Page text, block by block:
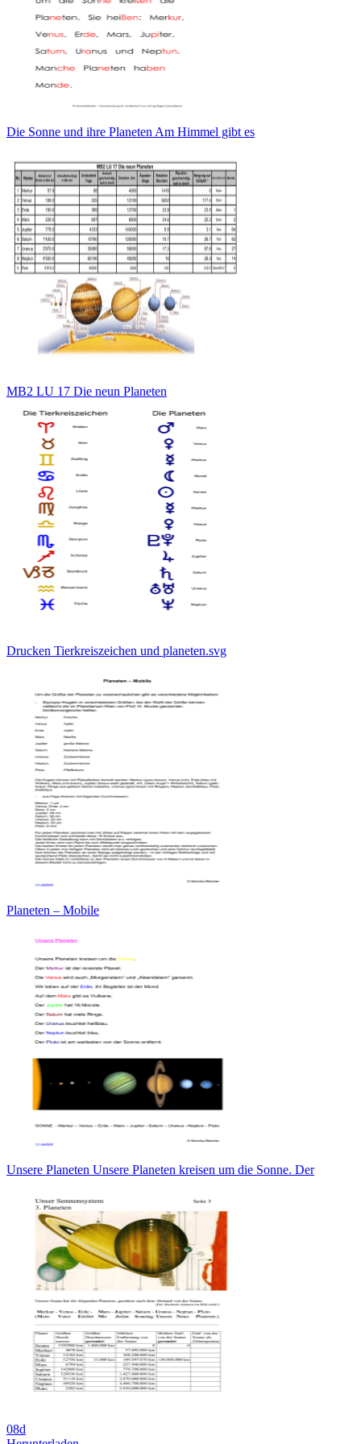
Die Sonne und ihre Planeten Am Himmel gibt es
MB2 LU 17 Die neun Planeten
Drucken Tierkreiszeichen und planeten.svg
Planeten – Mobile
Unsere Planeten Unsere Planeten kreisen um die Sonne. Der
08d